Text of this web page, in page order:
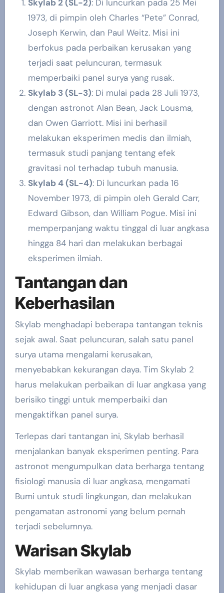
Skylab 2 (SL-2): Di luncurkan pada 25 Mei
1973, di pimpin oleh Charles “Pete” Conrad,
Joseph Kerwin, dan Paul Weitz. Misi ini
berfokus pada perbaikan kerusakan yang
terjadi saat peluncuran, termasuk
memperbaiki panel surya yang rusak.
Skylab 3 (SL-3): Di mulai pada 28 Juli 1973,
dengan astronot Alan Bean, Jack Lousma,
dan Owen Garriott. Misi ini berhasil
melakukan eksperimen medis dan ilmiah,
termasuk studi panjang tentang efek
gravitasi nol terhadap tubuh manusia.
Skylab 4 (SL-4): Di luncurkan pada 16
November 1973, di pimpin oleh Gerald Carr,
Edward Gibson, dan William Pogue. Misi ini
memperpanjang waktu tinggal di luar angkasa
hingga 84 hari dan melakukan berbagai
eksperimen ilmiah.
Tantangan dan
Keberhasilan
Skylab menghadapi beberapa tantangan teknis
sejak awal. Saat peluncuran, salah satu panel
surya utama mengalami kerusakan,
menyebabkan kekurangan daya. Tim Skylab 2
harus melakukan perbaikan di luar angkasa yang
berisiko tinggi untuk memperbaiki dan
mengaktifkan panel surya.
Terlepas dari tantangan ini, Skylab berhasil
menjalankan banyak eksperimen penting. Para
astronot mengumpulkan data berharga tentang
fisiologi manusia di luar angkasa, mengamati
Bumi untuk studi lingkungan, dan melakukan
pengamatan astronomi yang belum pernah
terjadi sebelumnya.
Warisan Skylab
Skylab memberikan wawasan berharga tentang
kehidupan di luar angkasa yang menjadi dasar